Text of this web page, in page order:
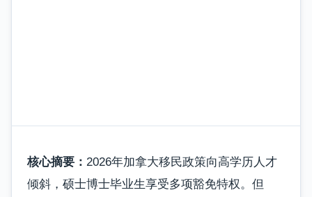
核心摘要： 2026年加拿大移民政策向高学历人才
倾斜，硕士博士毕业生享受多项豁免特权。但